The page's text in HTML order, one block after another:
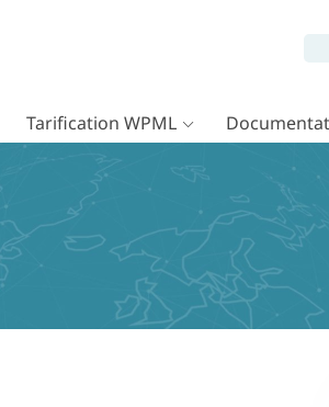
Tarification WPML